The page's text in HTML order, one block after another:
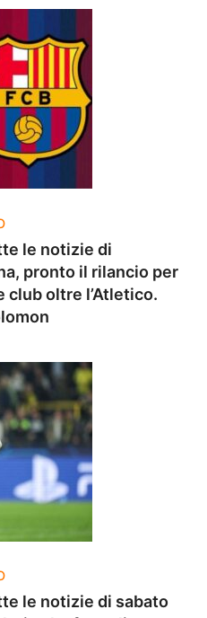
le notizie di
pronto il rilancio per
club oltre l’Atletico.
le notizie di sabato